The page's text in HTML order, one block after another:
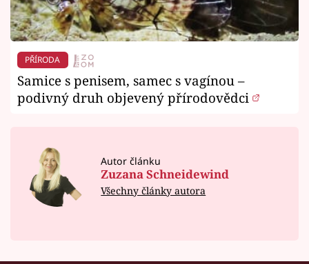
PŘÍRODA
Samice s penisem, samec s vagínou –
podivný druh objevený přírodovědci
Autor článku
Zuzana Schneidewind
Všechny články autora